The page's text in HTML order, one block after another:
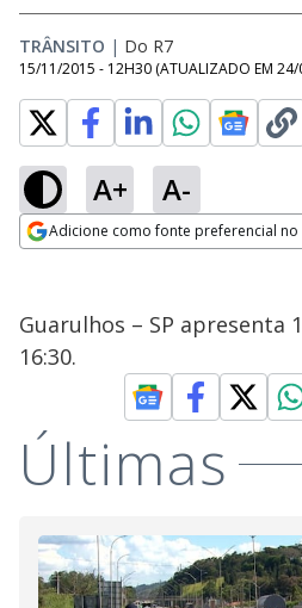
TRÂNSITO | Do R7
15/11/2015 - 12H30 (ATUALIZADO EM 24/
A+ A-
Adicione como fonte preferencial no
Guarulhos – SP apresenta
16:30.
Últimas